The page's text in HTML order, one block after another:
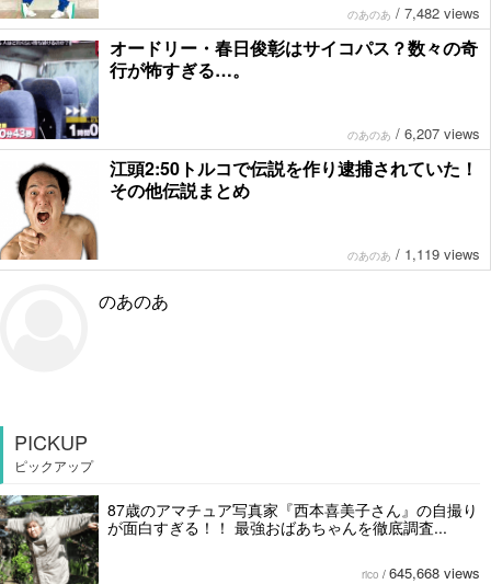
のあのあ / 7,482 views
オードリー・春日俊彰はサイコパス？数々の奇
行が怖すぎる…。
のあのあ / 6,207 views
江頭2:50トルコで伝説を作り逮捕されていた！
その他伝説まとめ
のあのあ / 1,119 views
のあのあ
PICKUP
ピックアップ
87歳のアマチュア写真家『西本喜美子さん』の自撮り
が面白すぎる！！ 最強おばあちゃんを徹底調査...
rico / 645,668 views